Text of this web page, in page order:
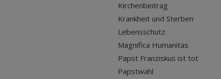
Kirchenbeitrag
Krankheit und Sterben
Lebensschutz
Magnifica Humanitas
Papst Franziskus ist tot
Papstwahl